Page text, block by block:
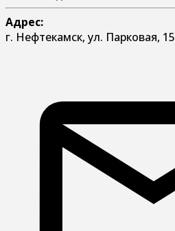
Адрес:
г. Нефтекамск, ул. Парковая, 15